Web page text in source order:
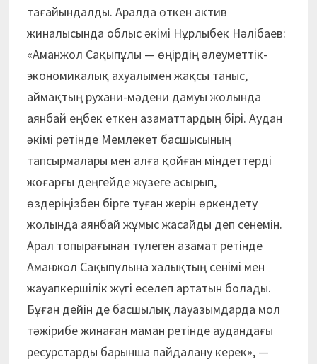
тағайындалды. Аралда өткен актив
жиналысында облыс әкімі Нұрлыбек Нәлібаев:
«Аманжол Сақыпұлы — өңірдің әлеуметтік-
экономикалық ахуалымен жақсы таныс,
аймақтың рухани-мәдени дамуы жолында
аянбай еңбек еткен азаматтардың бірі. Аудан
әкімі ретінде Мемлекет басшысының
тапсырмалары мен алға қойған міндеттерді
жоғарғы деңгейде жүзеге асырып,
өздеріңізбен бірге туған жерін өркендету
жолында аянбай жұмыс жасайды деп сенемін.
Арал топырағынан түлеген азамат ретінде
Аманжол Сақыпұлына халықтың сенімі мен
жауапкершілік жүгі еселеп артатын болады.
Бұған дейін де басшылық лауазымдарда мол
тәжірибе жинаған маман ретінде аудандағы
ресурстарды барынша пайдалану керек», —